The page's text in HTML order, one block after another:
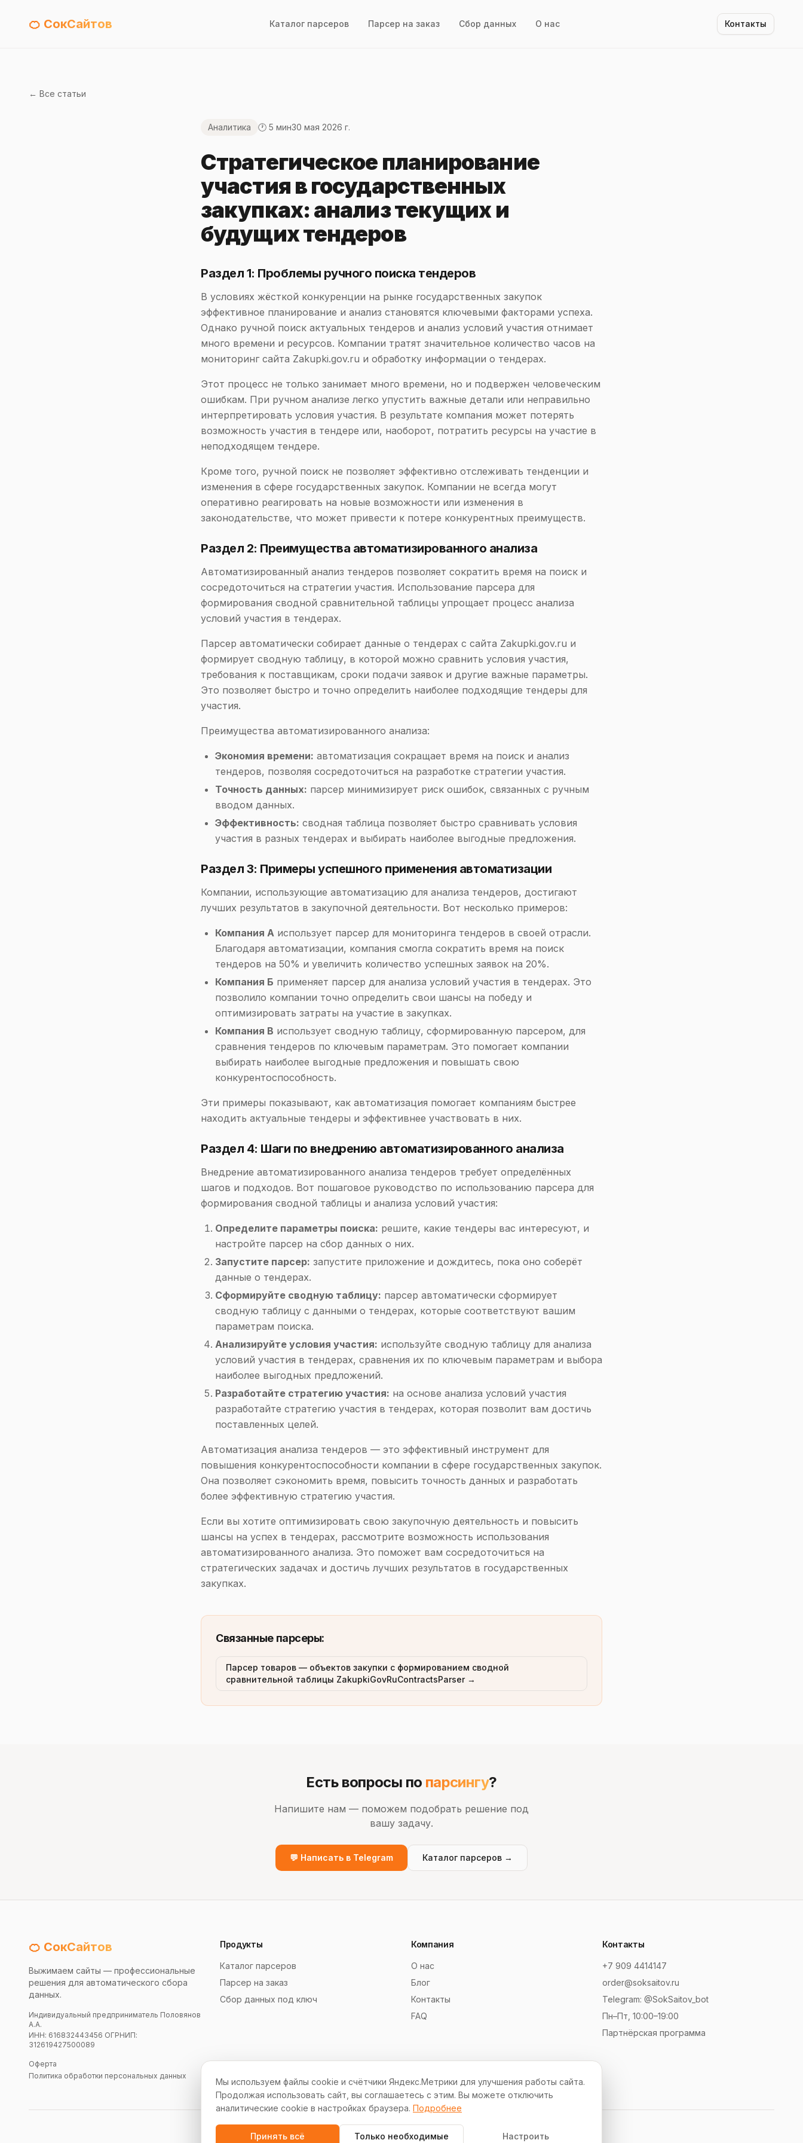
🍊 СокСайтов Каталог парсеров Парсер на заказ Сбор данных О нас Контакты
← Все статьи
Аналитика 🕐 5 мин30 мая 2026 г.
Стратегическое планирование
участия в государственных
закупках: анализ текущих и
будущих тендеров
Раздел 1: Проблемы ручного поиска тендеров
В условиях жёсткой конкуренции на рынке государственных закупок
эффективное планирование и анализ становятся ключевыми факторами успеха.
Однако ручной поиск актуальных тендеров и анализ условий участия отнимает
много времени и ресурсов. Компании тратят значительное количество часов на
мониторинг сайта Zakupki.gov.ru и обработку информации о тендерах.
Этот процесс не только занимает много времени, но и подвержен человеческим
ошибкам. При ручном анализе легко упустить важные детали или неправильно
интерпретировать условия участия. В результате компания может потерять
возможность участия в тендере или, наоборот, потратить ресурсы на участие в
неподходящем тендере.
Кроме того, ручной поиск не позволяет эффективно отслеживать тенденции и
изменения в сфере государственных закупок. Компании не всегда могут
оперативно реагировать на новые возможности или изменения в
законодательстве, что может привести к потере конкурентных преимуществ.
Раздел 2: Преимущества автоматизированного анализа
Автоматизированный анализ тендеров позволяет сократить время на поиск и
сосредоточиться на стратегии участия. Использование парсера для
формирования сводной сравнительной таблицы упрощает процесс анализа
условий участия в тендерах.
Парсер автоматически собирает данные о тендерах с сайта Zakupki.gov.ru и
формирует сводную таблицу, в которой можно сравнить условия участия,
требования к поставщикам, сроки подачи заявок и другие важные параметры.
Это позволяет быстро и точно определить наиболее подходящие тендеры для
участия.
Преимущества автоматизированного анализа:
Экономия времени: автоматизация сокращает время на поиск и анализ
тендеров, позволяя сосредоточиться на разработке стратегии участия.
Точность данных: парсер минимизирует риск ошибок, связанных с ручным
вводом данных.
Эффективность: сводная таблица позволяет быстро сравнивать условия
участия в разных тендерах и выбирать наиболее выгодные предложения.
Раздел 3: Примеры успешного применения автоматизации
Компании, использующие автоматизацию для анализа тендеров, достигают
лучших результатов в закупочной деятельности. Вот несколько примеров:
Компания А использует парсер для мониторинга тендеров в своей отрасли.
Благодаря автоматизации, компания смогла сократить время на поиск
тендеров на 50% и увеличить количество успешных заявок на 20%.
Компания Б применяет парсер для анализа условий участия в тендерах. Это
позволило компании точно определить свои шансы на победу и
оптимизировать затраты на участие в закупках.
Компания В использует сводную таблицу, сформированную парсером, для
сравнения тендеров по ключевым параметрам. Это помогает компании
выбирать наиболее выгодные предложения и повышать свою
конкурентоспособность.
Эти примеры показывают, как автоматизация помогает компаниям быстрее
находить актуальные тендеры и эффективнее участвовать в них.
Раздел 4: Шаги по внедрению автоматизированного анализа
Внедрение автоматизированного анализа тендеров требует определённых
шагов и подходов. Вот пошаговое руководство по использованию парсера для
формирования сводной таблицы и анализа условий участия:
Определите параметры поиска: решите, какие тендеры вас интересуют, и
настройте парсер на сбор данных о них.
Запустите парсер: запустите приложение и дождитесь, пока оно соберёт
данные о тендерах.
Сформируйте сводную таблицу: парсер автоматически сформирует
сводную таблицу с данными о тендерах, которые соответствуют вашим
параметрам поиска.
Анализируйте условия участия: используйте сводную таблицу для анализа
условий участия в тендерах, сравнения их по ключевым параметрам и выбора
наиболее выгодных предложений.
Разработайте стратегию участия: на основе анализа условий участия
разработайте стратегию участия в тендерах, которая позволит вам достичь
поставленных целей.
Автоматизация анализа тендеров — это эффективный инструмент для
повышения конкурентоспособности компании в сфере государственных закупок.
Она позволяет сэкономить время, повысить точность данных и разработать
более эффективную стратегию участия.
Если вы хотите оптимизировать свою закупочную деятельность и повысить
шансы на успех в тендерах, рассмотрите возможность использования
автоматизированного анализа. Это поможет вам сосредоточиться на
стратегических задачах и достичь лучших результатов в государственных
закупках.
Связанные парсеры:
Парсер товаров — объектов закупки с формированием сводной
сравнительной таблицы ZakupkiGovRuContractsParser →
Есть вопросы по парсингу?
Напишите нам — поможем подобрать решение под
вашу задачу.
💬 Написать в Telegram Каталог парсеров →
🍊 СокСайтов
Выжимаем сайты — профессиональные
решения для автоматического сбора
данных.
Индивидуальный предприниматель Половянов
А.А.
ИНН: 616832443456 ОГРНИП:
312619427500089
Оферта
Политика обработки персональных данных
Продукты
Каталог парсеров
Парсер на заказ
Сбор данных под ключ
Компания
О нас
Блог
Контакты
FAQ
Контакты
+7 909 4414147
order@soksaitov.ru
Telegram: @SokSaitov_bot
Пн–Пт, 10:00–19:00
Партнёрская программа
© 2012–2026 СокСайтов. Все права защищены.
Мы используем файлы cookie и счётчики Яндекс.Метрики для улучшения работы сайта.
Продолжая использовать сайт, вы соглашаетесь с этим. Вы можете отключить
аналитические cookie в настройках браузера. Подробнее
Принять всё Только необходимые Настроить